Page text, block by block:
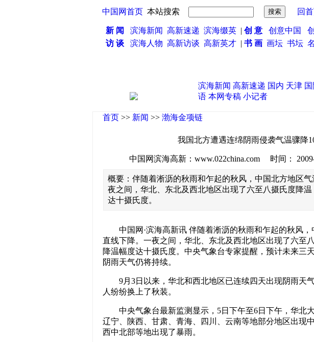
中国网首页 本站搜索 回
新 闻 滨海新闻 高新速递 滨海缀英 | 创 意 创意中国
访 谈
滨海人物 高新访谈 高新英才 | 书 画 画坛 书坛
滨海新闻 高新速递 国内 天津
语 本网专稿 小记者
首页 >> 新闻 >> 渤海金项链
我国北方遭遇连绵阴雨侵袭气温骤降
中国网滨海高新：www.022china.com 时间： 2009-
概要：伴随着淅沥的秋雨和乍起的秋风，中国北方地区
夜之间，华北、东北及西北地区出现了六至八摄氏度降
达十摄氏度。
中国网·滨海高新讯 伴随着淅沥的秋雨和乍起的秋风，
直线下降。一夜之间，华北、东北及西北地区出现了六至
降温幅度达十摄氏度。中央气象台专家提醒，预计未来三
阴雨天气仍将持续。
9月3日以来，华北和西北地区已连续四天出现阴雨天
人纷纷换上了秋装。
中央气象台最新监测显示，5日下午至6日下午，华北大
辽宁、陕西、甘肃、青海、四川、云南等地部分地区出现
西中北部等地出现了暴雨。